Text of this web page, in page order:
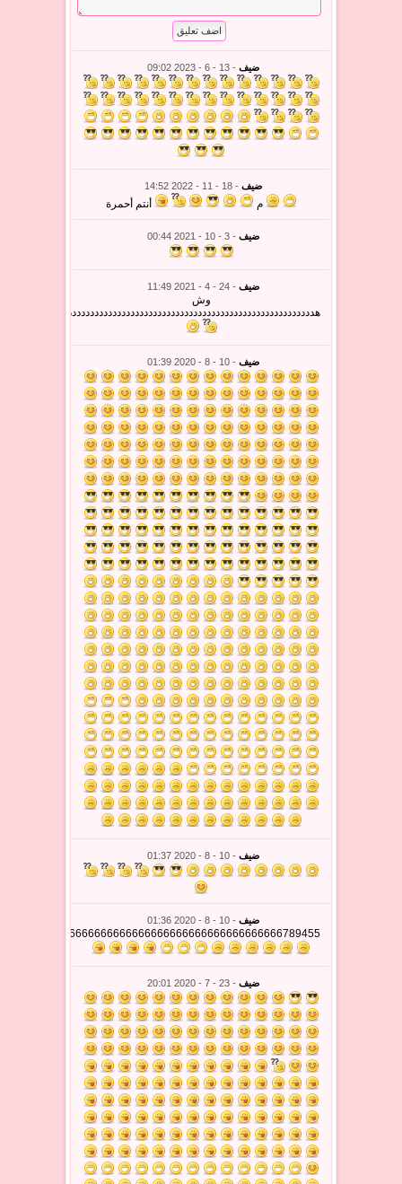
ضيف - 13 - 6 - 2023 09:02
ضيف - 18 - 11 - 2022 14:52
م أنتم أحمرة
ضيف - 3 - 10 - 2021 00:44
ضيف - 24 - 4 - 2021 11:49
وش
ضيف - 10 - 8 - 2020 01:39
ضيف - 10 - 8 - 2020 01:37
ضيف - 10 - 8 - 2020 01:36
ضيف - 23 - 7 - 2020 20:01